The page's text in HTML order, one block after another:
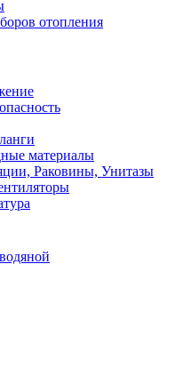
отопления
материалы
Раковины, Унитазы